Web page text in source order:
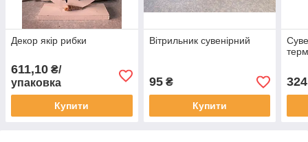
Декор якір рибки
611,10 ₴/
упаковка
Купити
Вітрильник сувенірний
95₴
Купити
324